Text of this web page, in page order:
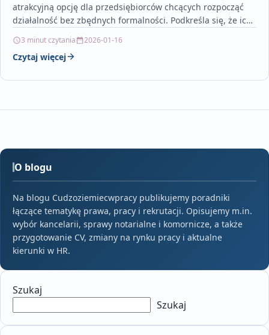
atrakcyjną opcję dla przedsiębiorców chcących rozpocząć
działalność bez zbędnych formalności. Podkreśla się, że ich
3 minut czytania 2026-01-16
Czytaj więcej
O blogu
Na blogu Cudzoziemiecwpracy publikujemy poradniki
łączące tematykę prawa, pracy i rekrutacji. Opisujemy m.in.
wybór kancelarii, sprawy notarialne i komornicze, a także
przygotowanie CV, zmiany na rynku pracy i aktualne
kierunki w HR.
Szukaj
Szukaj